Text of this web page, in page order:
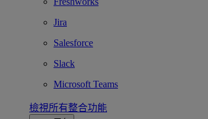
Jira
Salesforce
Slack
Microsoft Teams
檢視所有整合功能